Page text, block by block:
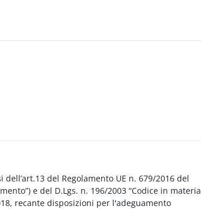
del Regolamento UE n. 679/2016 del
e del D.Lgs. n. 196/2003 “Codice in materia
recante disposizioni per l'adeguamento